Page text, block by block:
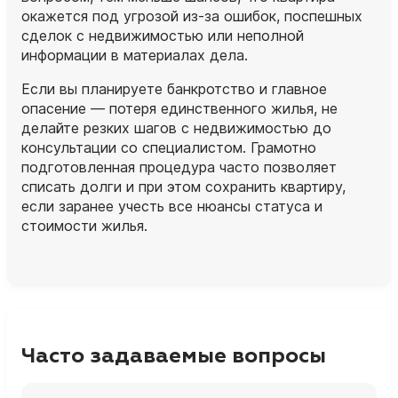
окажется под угрозой из‑за ошибок, поспешных
сделок с недвижимостью или неполной
информации в материалах дела.
Если вы планируете банкротство и главное
опасение — потеря единственного жилья, не
делайте резких шагов с недвижимостью до
консультации со специалистом. Грамотно
подготовленная процедура часто позволяет
списать долги и при этом сохранить квартиру,
если заранее учесть все нюансы статуса и
стоимости жилья.
Часто задаваемые вопросы